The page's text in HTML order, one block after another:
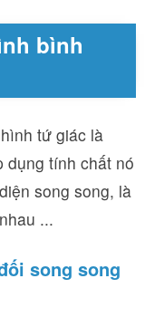
bình
tứ giác là
dụng tính chất nó
song song, là
...
song song